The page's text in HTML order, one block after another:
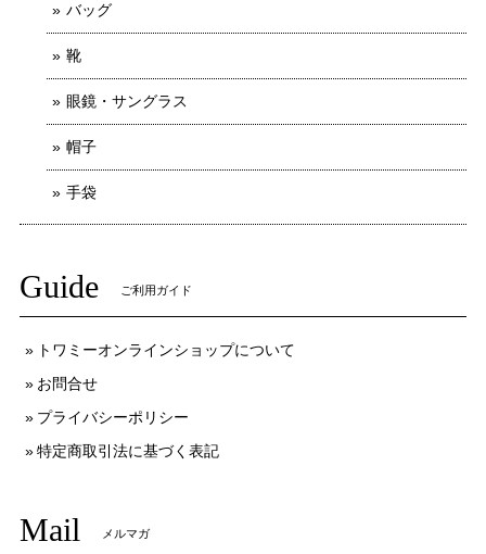
バッグ
靴
眼鏡・サングラス
帽子
手袋
Guide ご利用ガイド
トワミーオンラインショップについて
お問合せ
プライバシーポリシー
特定商取引法に基づく表記
Mail メルマガ